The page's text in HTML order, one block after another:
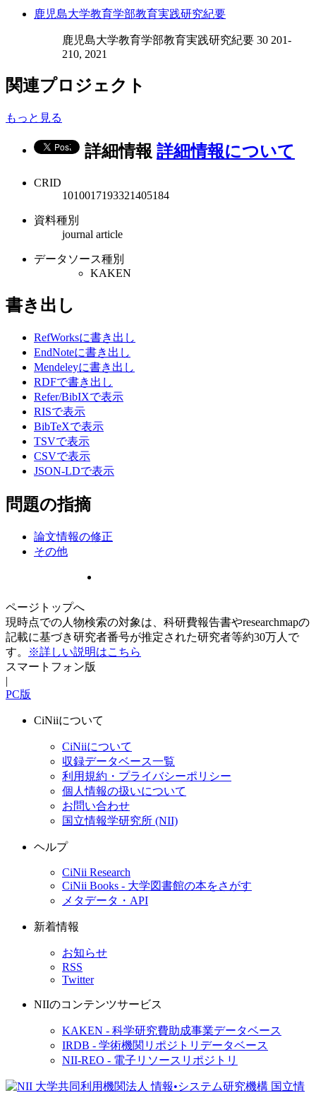
鹿児島大学教育学部教育実践研究紀要
鹿児島大学教育学部教育実践研究紀要 30 201-
210, 2021
関連プロジェクト
もっと見る
詳細情報 詳細情報について
CRID
1010017193321405184
資料種別
journal article
データソース種別
KAKEN
書き出し
RefWorksに書き出し
EndNoteに書き出し
Mendeleyに書き出し
RDFで書き出し
Refer/BibIXで表示
RISで表示
BibTeXで表示
TSVで表示
CSVで表示
JSON-LDで表示
問題の指摘
論文情報の修正
その他
ページトップへ
現時点での人物検索の対象は、科研費報告書やresearchmapの
記載に基づき研究者番号が推定された研究者等約30万人で
す。
※詳しい説明はこちら
スマートフォン版
|
PC版
CiNiiについて
CiNiiについて
収録データベース一覧
利用規約・プライバシーポリシー
個人情報の扱いについて
お問い合わせ
国立情報学研究所 (NII)
ヘルプ
CiNii Research
CiNii Books - 大学図書館の本をさがす
メタデータ・API
新着情報
お知らせ
RSS
Twitter
NIIのコンテンツサービス
KAKEN - 科学研究費助成事業データベース
IRDB - 学術機関リポジトリデータベース
NII-REO - 電子リソースリポジトリ